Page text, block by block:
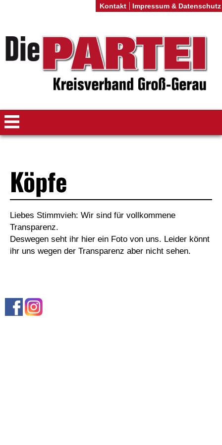
Köpfe
Liebes Stimmvieh: Wir sind für vollkommene
Transparenz.
Deswegen seht ihr hier ein Foto von uns. Leider könnt
ihr uns wegen der Transparenz aber nicht sehen.
Kontakt Impressum & Datenschutz